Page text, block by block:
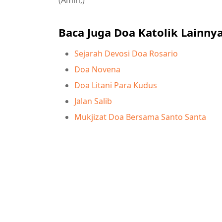
Baca Juga Doa Katolik
Sejarah Devosi Doa Rosario
Doa Novena
Doa Litani Para Kudus
Jalan Salib
Mukjizat Doa Bersama Santo Santa